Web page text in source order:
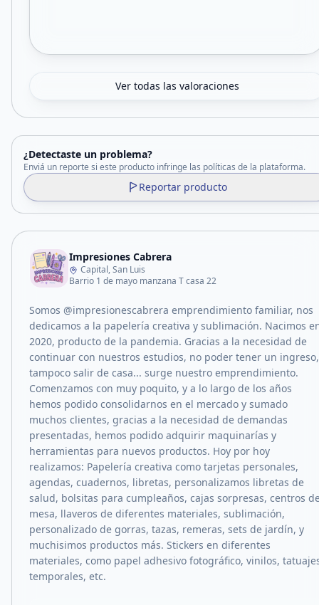
Ver todas las valoraciones
¿Detectaste un problema?
Enviá un reporte si este producto infringe las políticas de la plataforma.
Reportar producto
Impresiones Cabrera
Capital, San Luis
Barrio 1 de mayo manzana T casa 22
Somos @impresionescabrera emprendimiento familiar, nos
dedicamos a la papelería creativa y sublimación. Nacimos
2020, producto de la pandemia. Gracias a la necesidad de
continuar con nuestros estudios, no poder tener un ingreso,
tampoco salir de casa... surge nuestro emprendimiento.
Comenzamos con muy poquito, y a lo largo de los años
hemos podido consolidarnos en el mercado y sumado
muchos clientes, gracias a la necesidad de demandas
presentadas, hemos podido adquirir maquinarías y
herramientas para nuevos productos. Hoy por hoy
realizamos: Papelería creativa como tarjetas personales,
agendas, cuadernos, libretas, personalizamos libretas de
salud, bolsitas para cumpleaños, cajas sorpresas, centros
mesa, llaveros de diferentes materiales, sublimación,
personalizado de gorras, tazas, remeras, sets de jardín, y
muchisimos productos más. Stickers en diferentes
materiales, como papel adhesivo fotográfico, vinilos,
temporales, etc.